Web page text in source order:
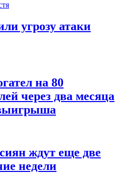
угрозу атаки
на 80
через два месяца
ждут еще две
недели